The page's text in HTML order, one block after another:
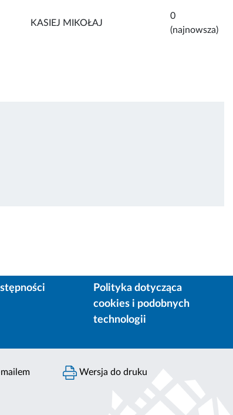
KASIEJ MIKOŁAJ
0
(najnowsza)
Polityka dotycząca
cookies i podobnych
technologii
Wersja do druku